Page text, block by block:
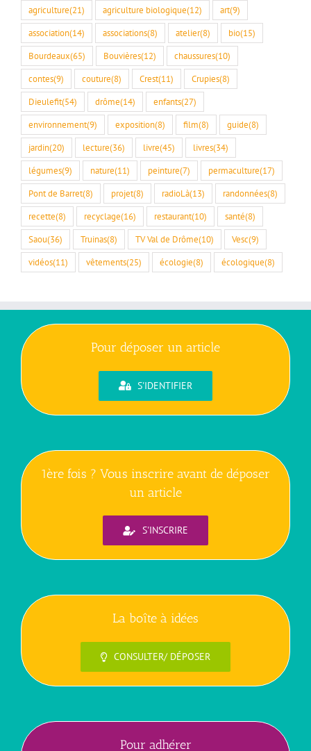
agriculture(21) agriculture biologique(12) art(9)
association(14) associations(8) atelier(8) bio(15)
Bourdeaux(65) Bouvières(12) chaussures(10)
contes(9) couture(8) Crest(11) Crupies(8)
Dieulefit(54) drôme(14) enfants(27)
environnement(9) exposition(8) film(8) guide(8)
jardin(20) lecture(36) livre(45) livres(34)
légumes(9) nature(11) peinture(7) permaculture(17)
Pont de Barret(8) projet(8) radioLà(13) randonnées(8)
recette(8) recyclage(16) restaurant(10) santé(8)
Saou(36) Truinas(8) TV Val de Drôme(10) Vesc(9)
vidéos(11) vêtements(25) écologie(8) écologique(8)
Pour déposer un article
S'IDENTIFIER
1ère fois ? Vous inscrire avant de déposer
un article
S'INSCRIRE
La boîte à idées
CONSULTER/ DÉPOSER
Pour adhérer